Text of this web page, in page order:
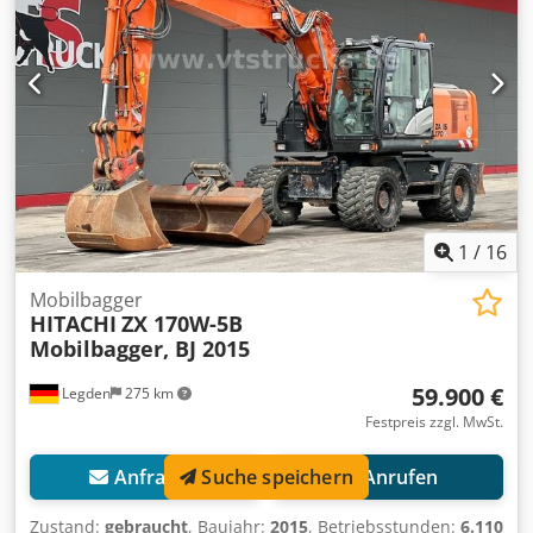
1 / 16
Legden 275 km
Mobilbagger
HITACHI ZX 170W-5B
Mobilbagger, BJ 2015
59.900 €
Festpreis zzgl. MwSt.
Anfragen Anrufen
Zustand: gebraucht, Baujahr: 2015, Betriebsstunden: 6.110
Suche speichern